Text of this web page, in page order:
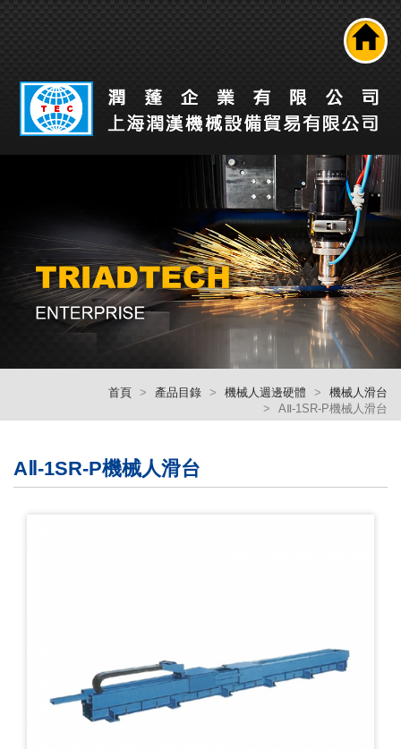
首頁 產品目錄 機械人週邊硬體
機械人滑台
AⅡ-1SR-P機械人滑台
AⅡ-1SR-P機械人滑台
產品介紹
技術能力
人才招募
回首頁
簡体版